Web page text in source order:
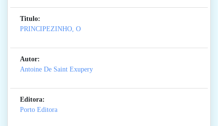
Titulo:
PRINCIPEZINHO, O
Autor:
Antoine De Saint Exupery
Editora:
Porto Editora